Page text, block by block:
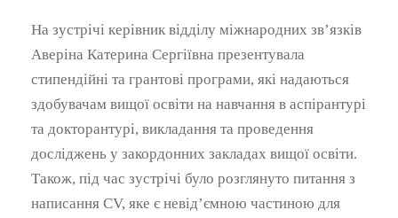
На зустрічі керівник відділу міжнародних зв’язків
Аверіна Катерина Сергіївна презентувала
стипендійні та грантові програми, які надаються
здобувачам вищої освіти на навчання в аспірантурі
та докторантурі, викладання та проведення
досліджень у закордонних закладах вищої освіти.
Також, під час зустрічі було розглянуто питання з
написання CV, яке є невід’ємною частиною для